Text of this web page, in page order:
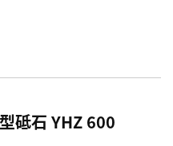
砥石 YHZ 600